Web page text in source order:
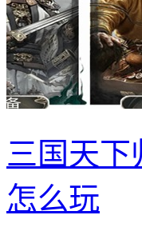
三国天下
怎么玩